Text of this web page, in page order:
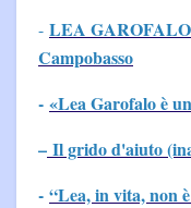
- LEA
Campobasso
- «Lea Garofalo è
– Il grido d'aiuto
- “Lea, in vita, non